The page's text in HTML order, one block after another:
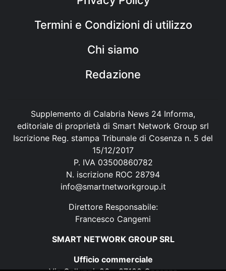
Termini e Condizioni di utilizzo
Chi siamo
Redazione
Supplemento di Calabria News 24 Informa,
editoriale di proprietà di Smart Network Group srl
Iscrizione Reg. stampa Tribunale di Cosenza n. 5 del
15/12/2017
P. IVA 03500860782
N. iscrizione ROC 28794
info@smartnetworkgroup.it
Direttore Responsabile:
Francesco Cangemi
SMART NETWORK GROUP SRL
Ufficio commerciale